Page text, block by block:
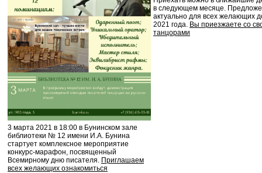
3 марта 2021 в 18:00 в Бунинском зале
библиотеки № 12 имени И.А. Бунина
стартует комплексное мероприятие
конкурс-марафон, посвященный
Всемирному дню писателя. Приглашаем
всех желающих ознакомиться
в следующем месяце.
актуально для всех желающих
2021 года. Вы приезжаете со
танцорами